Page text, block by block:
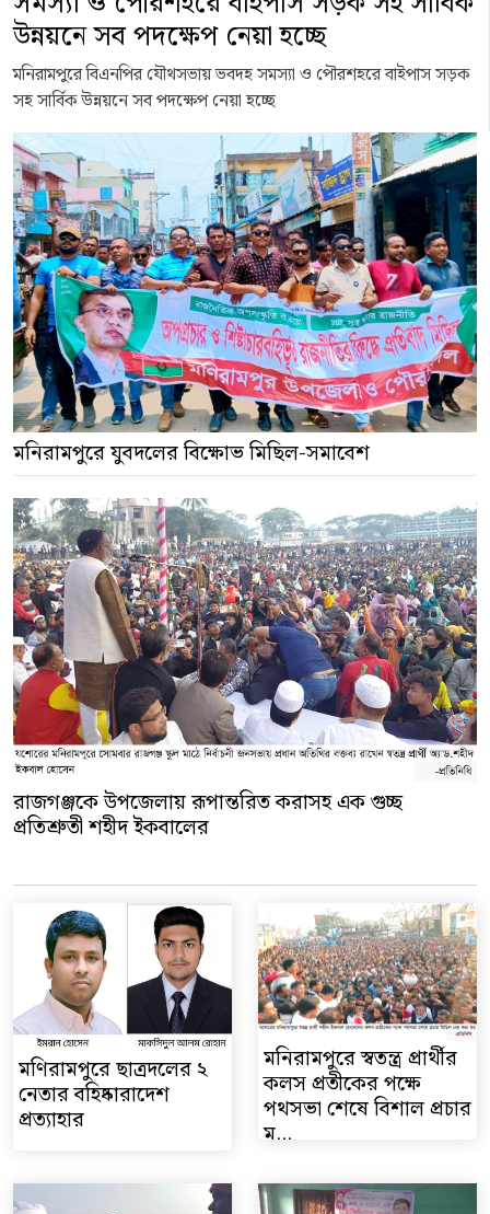
উন্নয়নে সব পদক্ষেপ নেয়া হচ্ছে
মনিরামপুরে বিএনপির যৌথসভায় ভবদহ সমস্যা ও পৌরশহরে বাইপাস সড়ক
সহ সার্বিক উন্নয়নে সব পদক্ষেপ নেয়া হচ্ছে
মনিরামপুরে যুবদলের বিক্ষোভ মিছিল-সমাবেশ
রাজগঞ্জকে উপজেলায় রূপান্তরিত করাসহ এক গুচ্ছ
প্রতিশ্রুতী শহীদ ইকবালের
মণিরামপুরে ছাত্রদলের ২
নেতার বহিষ্কারাদেশ
প্রত্যাহার
মনিরামপুরে স্বতন্ত্র প্রার্থীর
কলস প্রতীকের পক্ষে
পথসভা শেষে বিশাল প্রচার
ম...